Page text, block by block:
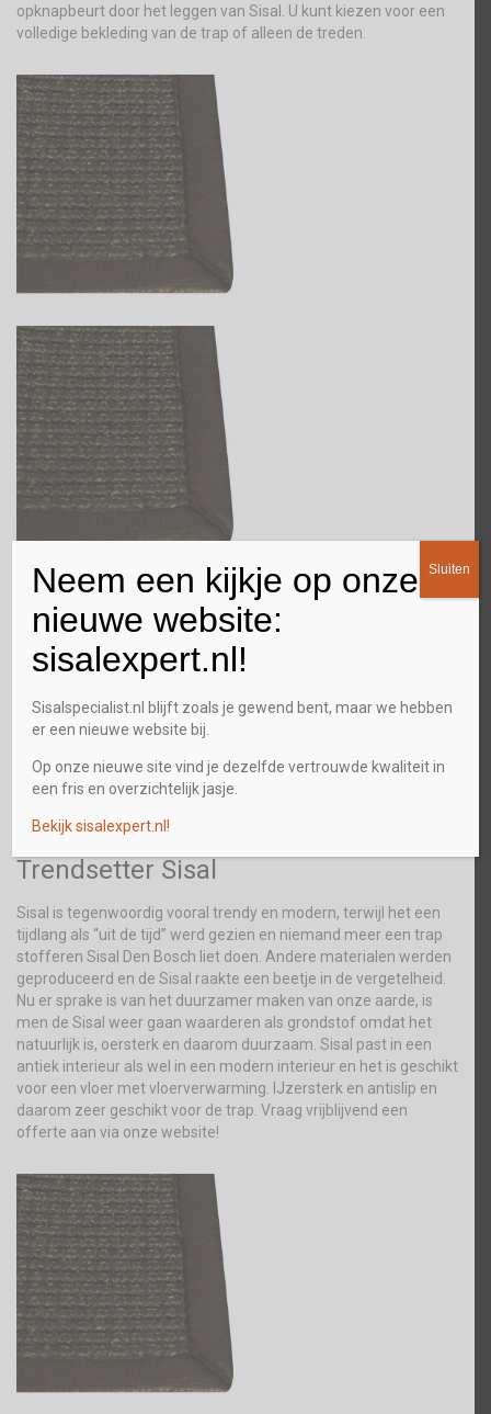
opknapbeurt door het leggen van Sisal. U kunt kiezen voor een
volledige bekleding van de trap of alleen de treden.
Dichte trap bekleden
Een dichte trap kan volledig bekleed worden, wat inhoud dat de
stootborden en de zijborden ook worden gestoffeerd. Een trap
stofferen Sisal Den Bosch kan ook door het bekleden van alleen
de stootborden en niet de zijborden. Wij stofferen en u beslist
hoe u het wilt hebben. Onze vakmensen met een jarenlange
gelegd. Goed en scherp gereedschap is de basis voor een
perfect aansluitend geheel. Kijk op
Trendsetter Sisal
Sisal is tegenwoordig vooral trendy en modern, terwijl het een
tijdlang als “uit de tijd” werd gezien en niemand meer een trap
stofferen Sisal Den Bosch liet doen. Andere materialen werden
geproduceerd en de Sisal raakte een beetje in de vergetelheid.
Nu er sprake is van het duurzamer maken van onze aarde, is
men de Sisal weer gaan waarderen als grondstof omdat het
natuurlijk is, oersterk en daarom duurzaam. Sisal past in een
antiek interieur als wel in een modern interieur en het is geschikt
voor een vloer met vloerverwarming. IJzersterk en antislip en
daarom zeer geschikt voor de trap. Vraag vrijblijvend een
offerte aan via onze website!
Neem een kijkje op onze
nieuwe website:
sisalexpert.nl!
Sisalspecialist.nl blijft zoals je gewend bent, maar we hebben
er een nieuwe website bij.
Op onze nieuwe site vind je dezelfde vertrouwde kwaliteit in
een fris en overzichtelijk jasje.
Bekijk sisalexpert.nl!
Sluiten